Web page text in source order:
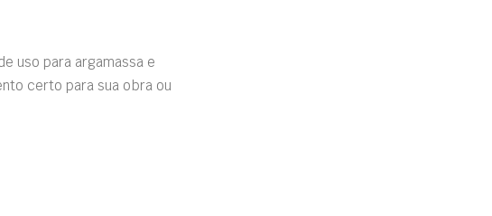
uso para argamassa e
certo para sua obra ou